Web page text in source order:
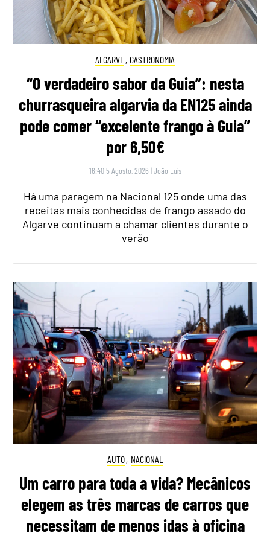
ALGARVE, GASTRONOMIA
“O verdadeiro sabor da Guia”: nesta
churrasqueira algarvia da EN125 ainda
pode comer “excelente frango à Guia”
por 6,50€
16:40 5 Agosto, 2026 |João Luís
Há uma paragem na Nacional 125 onde uma das
receitas mais conhecidas de frango assado do
Algarve continuam a chamar clientes durante o
verão
AUTO, NACIONAL
Um carro para toda a vida? Mecânicos
elegem as três marcas de carros que
necessitam de menos idas à oficina